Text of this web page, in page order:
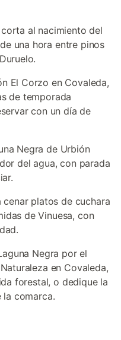
al nacimiento del
una hora entre pinos
El Corzo en Covaleda,
de temporada
con un día de
Negra de Urbión
del agua, con parada
cenar platos de cuchara
de Vinuesa, con
Negra por el
en Covaleda,
forestal, o dedique la
la comarca.